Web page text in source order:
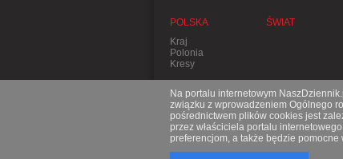
POLSKA
Kraj
Polonia
Kresy
ŚWIAT
Na portalu internetowym
związku z wprowadzeniem Ogólnego
pośrednictwem plików cookies jest
przez właściciela portalu
preferencjom, a także będzie pomocne